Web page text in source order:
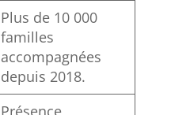
Plus de 10 000
familles
accompagnées
depuis 2018.
Présence